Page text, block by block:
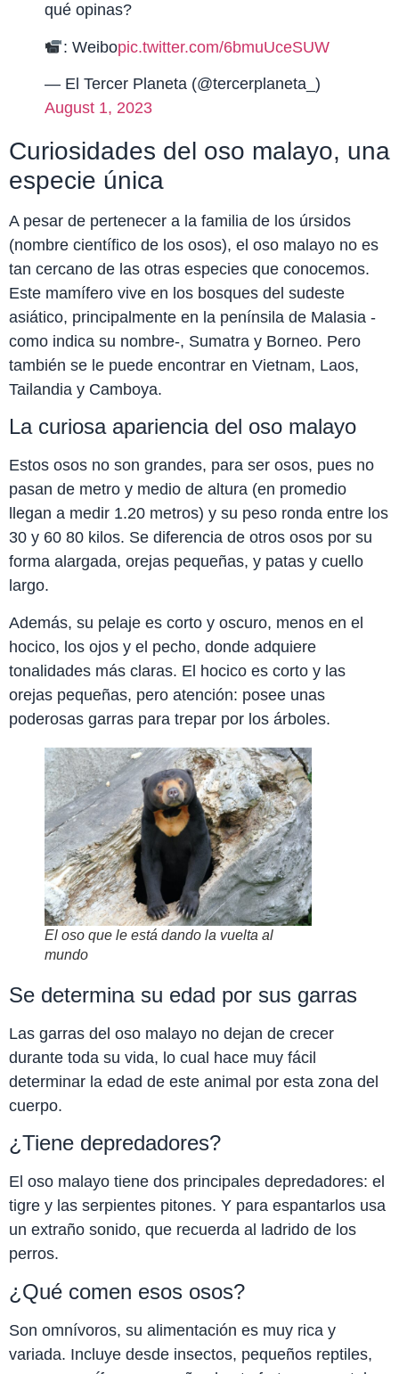
qué opinas?
: Weibopic.twitter.com/6bmuUceSUW
— El Tercer Planeta (@tercerplaneta_)
August 1, 2023
Curiosidades del oso malayo, una
especie única
A pesar de pertenecer a la familia de los úrsidos
(nombre científico de los osos), el oso malayo no es
tan cercano de las otras especies que conocemos.
Este mamífero vive en los bosques del sudeste
asiático, principalmente en la penínsila de Malasia -
como indica su nombre-, Sumatra y Borneo. Pero
también se le puede encontrar en Vietnam, Laos,
Tailandia y Camboya.
La curiosa apariencia del oso malayo
Estos osos no son grandes, para ser osos, pues no
pasan de metro y medio de altura (en promedio
llegan a medir 1.20 metros) y su peso ronda entre los
30 y 60 80 kilos. Se diferencia de otros osos por su
forma alargada, orejas pequeñas, y patas y cuello
largo.
Además, su pelaje es corto y oscuro, menos en el
hocico, los ojos y el pecho, donde adquiere
tonalidades más claras. El hocico es corto y las
orejas pequeñas, pero atención: posee unas
poderosas garras para trepar por los árboles.
El oso que le está dando la vuelta al
mundo
Se determina su edad por sus garras
Las garras del oso malayo no dejan de crecer
durante toda su vida, lo cual hace muy fácil
determinar la edad de este animal por esta zona del
cuerpo.
¿Tiene depredadores?
El oso malayo tiene dos principales depredadores: el
tigre y las serpientes pitones. Y para espantarlos usa
un extraño sonido, que recuerda al ladrido de los
perros.
¿Qué comen esos osos?
Son omnívoros, su alimentación es muy rica y
variada. Incluye desde insectos, pequeños reptiles,